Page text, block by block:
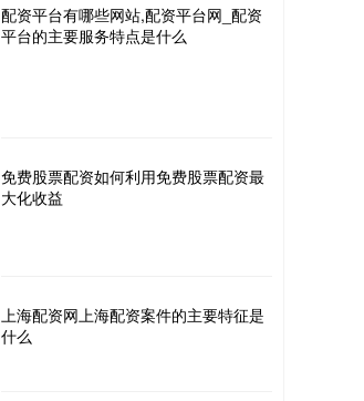
配资平台有哪些网站,配资平台网_配资
平台的主要服务特点是什么
免费股票配资如何利用免费股票配资最
大化收益
上海配资网上海配资案件的主要特征是
什么